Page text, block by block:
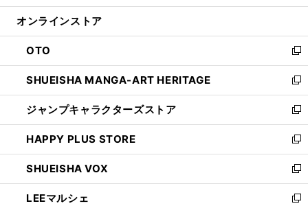
開
ン
ウ
で
開
く
ウ
ン
ド
ウ
で
開
く
オンラインストア
OTO
新
し
い
ウ
ィ
ン
ド
ウ
で
開
く
SHUEISHA MANGA-ART HERITAGE
新
し
い
ウ
ィ
ン
ド
ウ
で
ジャンプキャラクターズストア
新
し
い
ウ
ィ
ン
ド
HAPPY PLUS STORE
新
し
い
ウ
ィ
SHUEISHA VOX
新
し
い
LEEマルシェ
新